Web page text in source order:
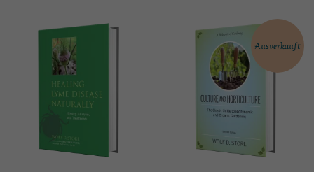
Ausverkauft